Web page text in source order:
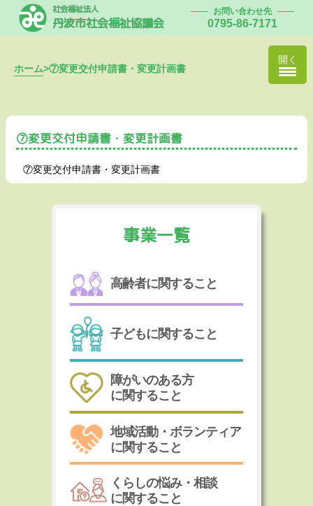
社会福祉法人
丹波市社会福祉協議会
お問い合わせ先
0795-86-7171
ホーム>⑦変更交付申請書・変更計画書
事業一覧
高齢者に関すること
子どもに関すること
障がいのある方
に関すること
地域活動・ボランティア
に関すること
くらしの悩み・相談
に関すること
⑦変更交付申請書・変更計画書
⑦変更交付申請書・変更計画書
開く